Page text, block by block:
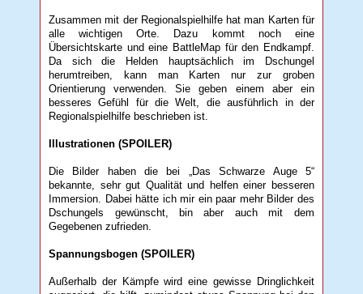
Zusammen mit der Regionalspielhilfe hat man Karten für
alle wichtigen Orte. Dazu kommt noch eine
Übersichtskarte und eine BattleMap für den Endkampf.
Da sich die Helden hauptsächlich im Dschungel
herumtreiben, kann man Karten nur zur groben
Orientierung verwenden. Sie geben einem aber ein
besseres Gefühl für die Welt, die ausführlich in der
Regionalspielhilfe beschrieben ist.
Illustrationen (SPOILER)
Die Bilder haben die bei „Das Schwarze Auge 5“
bekannte, sehr gut Qualität und helfen einer besseren
Immersion. Dabei hätte ich mir ein paar mehr Bilder des
Dschungels gewünscht, bin aber auch mit dem
Gegebenen zufrieden.
Spannungsbogen (SPOILER)
Außerhalb der Kämpfe wird eine gewisse Dringlichkeit